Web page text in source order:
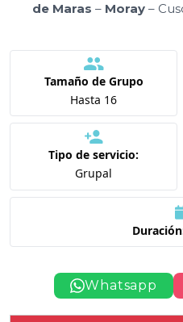
de Maras – Moray –
Tamaño de Grupo
Hasta 16
Tipo de servicio:
Grupal
Whatsapp